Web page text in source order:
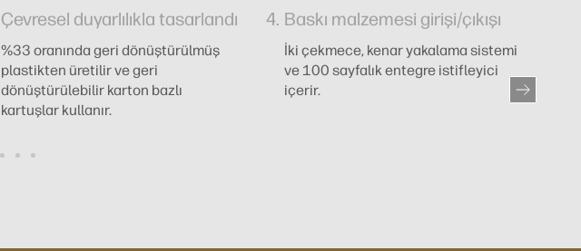
Çevresel duyarlılıkla tasarlandı
%33 oranında geri dönüştürülmüş
plastikten üretilir ve geri
dönüştürülebilir karton bazlı
kartuşlar kullanır.
Baskı malzemesi girişi/çıkışı
İki çekmece, kenar yakalama sistemi
ve 100 sayfalık entegre istifleyici
içerir.